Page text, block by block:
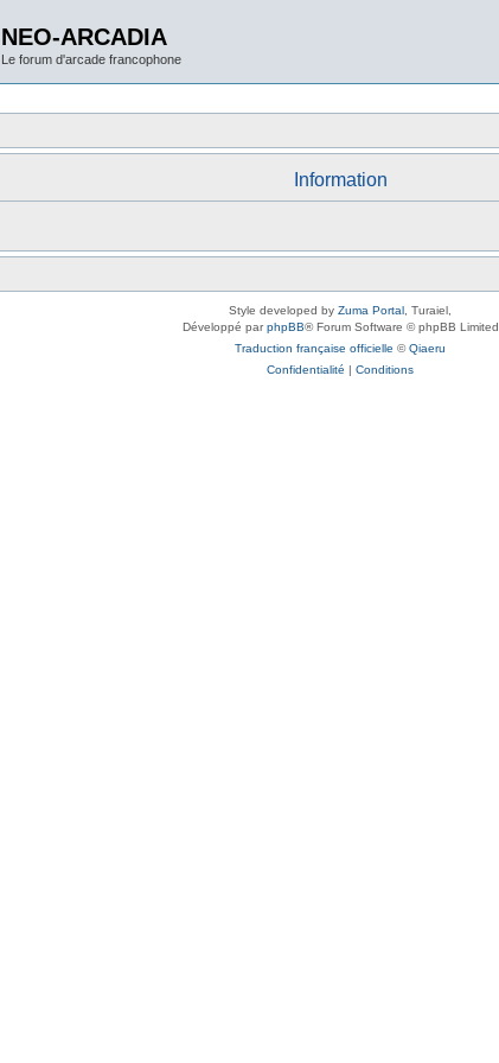
NEO-ARCADIA
Le forum d'arcade francophone
Information
Style developed by Zuma Portal , Turaiel,
Développé parphpBB® Forum Software © phpBB Limited
Traduction française officielle ©Qiaeru
Confidentialité | Conditions